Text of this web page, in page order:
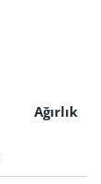
Ağırlık